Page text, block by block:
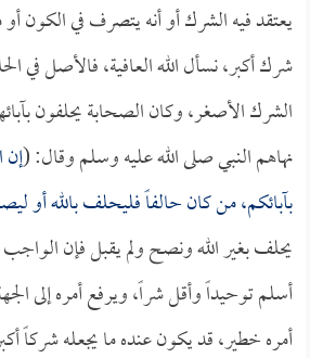
يعتقد فيه الشرك أو أنه يتصرف في الكون
شرك أكبر، نسأل الله العافية، فالأصل في
الشرك الأصغر، وكان الصحابة يحلفون
نهاهم النبي صلى الله عليه وسلم وقال: (إن
بآبائكم، من كان حالفاً فليحلف بالله أو
يحلف بغير الله ونصح ولم يقبل فإن
أسلم توحيداً وأقل شراً، ويرفع أمره إلى
أمره خطير، قد يكون عنده ما يجعله شركاً